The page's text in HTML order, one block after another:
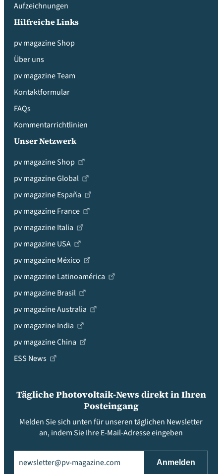
Aufzeichnungen
Hilfreiche Links
pv magazine Shop
Über uns
pv magazine Team
Kontaktformular
FAQs
Kommentarrichtlinien
Unser Netzwerk
pv magazine Shop
pv magazine Global
pv magazine España
pv magazine France
pv magazine Italia
pv magazine USA
pv magazine México
pv magazine Latinoamérica
pv magazine Brasil
pv magazine Australia
pv magazine India
pv magazine China
ESS News
Tägliche Photovoltaik-News direkt in Ihren
Posteingang
Melden Sie sich unten für unseren täglichen Newsletter
an, indem Sie Ihre E-Mail-Adresse eingeben